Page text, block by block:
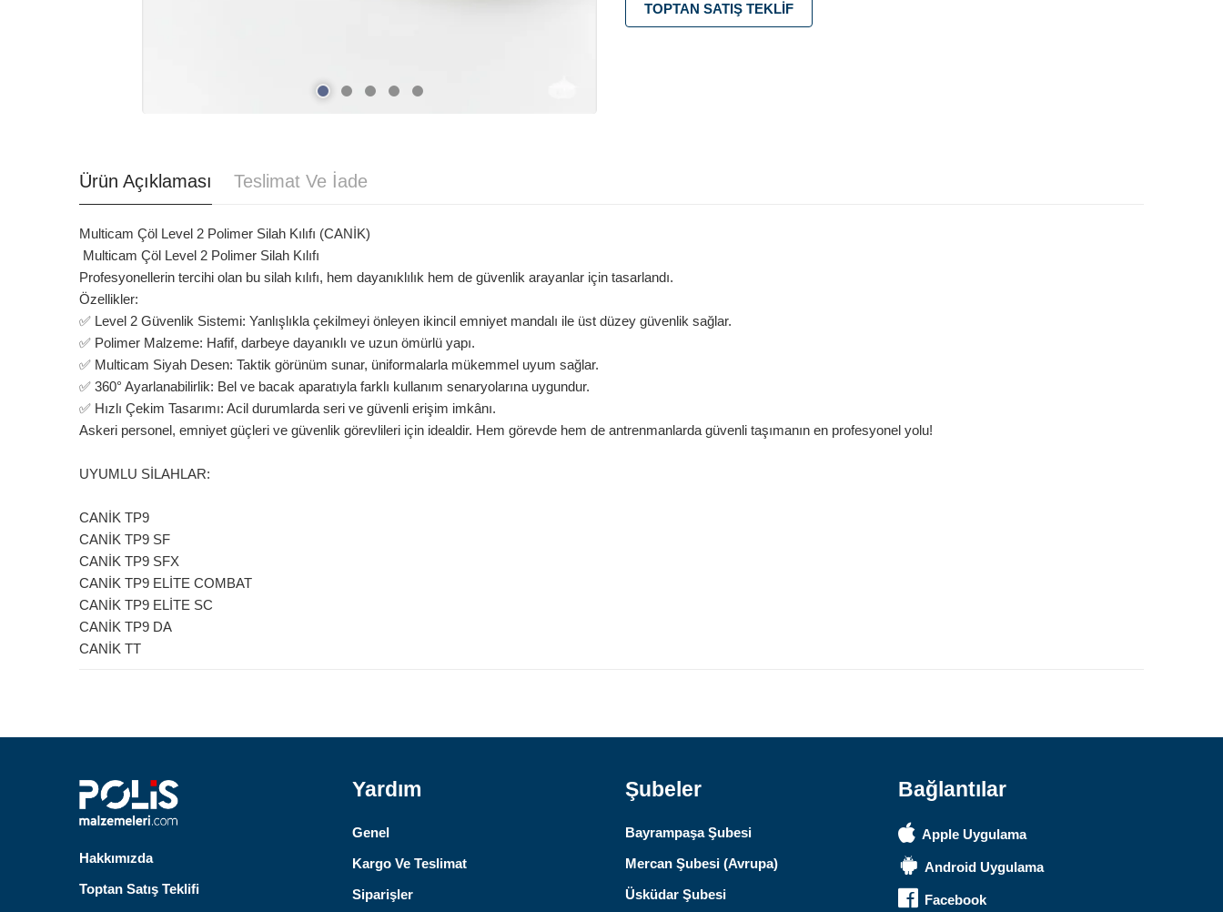
TOPTAN SATIŞ TEKLIF
Ürün Açıklaması Teslimat Ve İade
Multicam Çöl Level 2 Polimer Silah Kılıfı (CANİK)
Multicam Çöl Level 2 Polimer Silah Kılıfı
Profesyonellerin tercihi olan bu silah kılıfı, hem dayanıklılık hem de güvenlik arayanlar için tasarlandı.
Özellikler:
✅ Level 2 Güvenlik Sistemi: Yanlışlıkla çekilmeyi önleyen ikincil emniyet mandalı ile üst düzey güvenlik sağlar.
✅ Polimer Malzeme: Hafif, darbeye dayanıklı ve uzun ömürlü yapı.
✅ Multicam Siyah Desen: Taktik görünüm sunar, üniformalarla mükemmel uyum sağlar.
✅ 360° Ayarlanabilirlik: Bel ve bacak aparatıyla farklı kullanım senaryolarına uygundur.
✅ Hızlı Çekim Tasarımı: Acil durumlarda seri ve güvenli erişim imkânı.
Askeri personel, emniyet güçleri ve güvenlik görevlileri için idealdir. Hem görevde hem de antrenmanlarda güvenli taşımanın en profesyonel yolu!
UYUMLU SİLAHLAR:
CANİK TP9
CANİK TP9 SF
CANİK TP9 SFX
CANİK TP9 ELİTE COMBAT
CANİK TP9 ELİTE SC
CANİK TP9 DA
CANİK TT
Hakkımızda
Toptan Satış Teklifi
Yardım
Genel
Kargo Ve Teslimat
Siparişler
Şubeler
Bayrampaşa Şubesi
Mercan Şubesi (Avrupa)
Üsküdar Şubesi
Bağlantılar
Apple Uygulama
Android Uygulama
Facebook
ekipman arasından aradığınız